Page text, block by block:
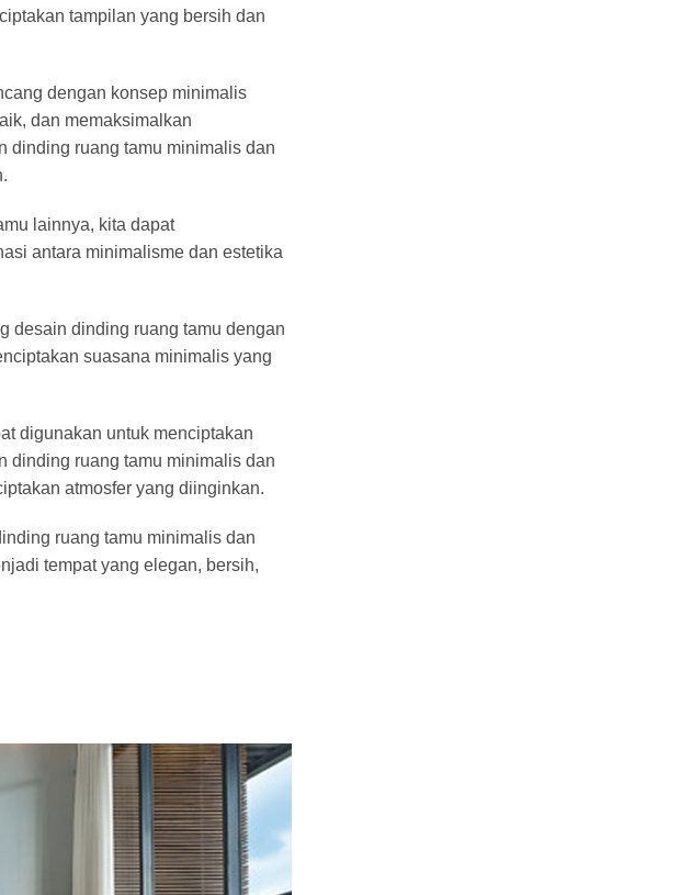
tampilan yang bersih dan
dengan konsep minimalis
dan memaksimalkan
dinding ruang tamu minimalis dan
lainnya, kita dapat
antara minimalisme dan estetika
desain dinding ruang tamu dengan
suasana minimalis yang
digunakan untuk menciptakan
dinding ruang tamu minimalis dan
atmosfer yang diinginkan.
ruang tamu minimalis dan
tempat yang elegan, bersih,